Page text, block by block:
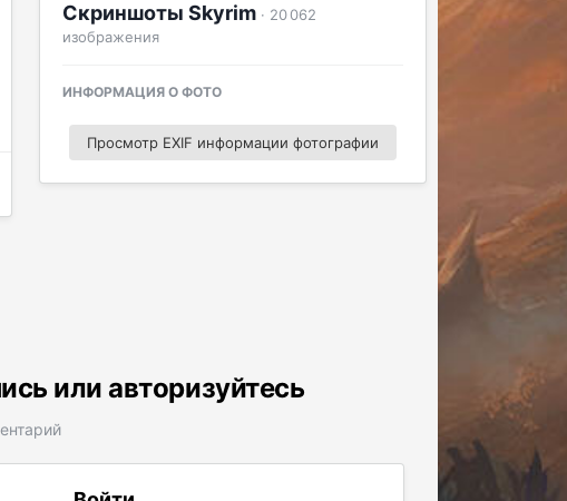
Скриншоты Skyrim · 20 062
изображения
ИНФОРМАЦИЯ О ФОТО
Просмотр EXIF информации фотографии
или авторизуйтесь